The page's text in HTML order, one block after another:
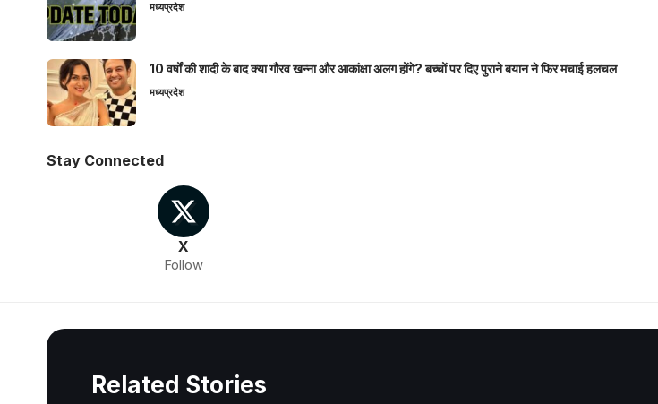
मध्यप्रदेश
10 वर्षों की शादी के बाद क्या गौरव खन्ना और आकांक्षा अलग होंगे? बच्चों पर दिए पुराने बयान ने फिर मचाई हलचल
मध्यप्रदेश
Stay Connected
X
Follow
Related Stories